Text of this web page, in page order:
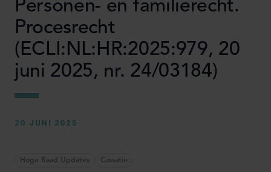
Personen- en familierecht.
Procesrecht
(ECLI:NL:HR:2025:979, 20
juni 2025, nr. 24/03184)
20 JUNI 2025
Hoge Raad Updates Cassatie